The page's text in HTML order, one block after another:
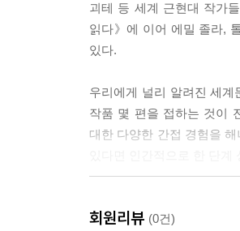
괴테 등 세계 근현대 작가
읽다》에 이어 에밀 졸라,
있다.
우리에게 널리 알려진 세
작품 몇 편을 접하는 것이
대한 다양한 간접 경험을
책의 앞부분에는 작가의
회원리뷰 (0건)